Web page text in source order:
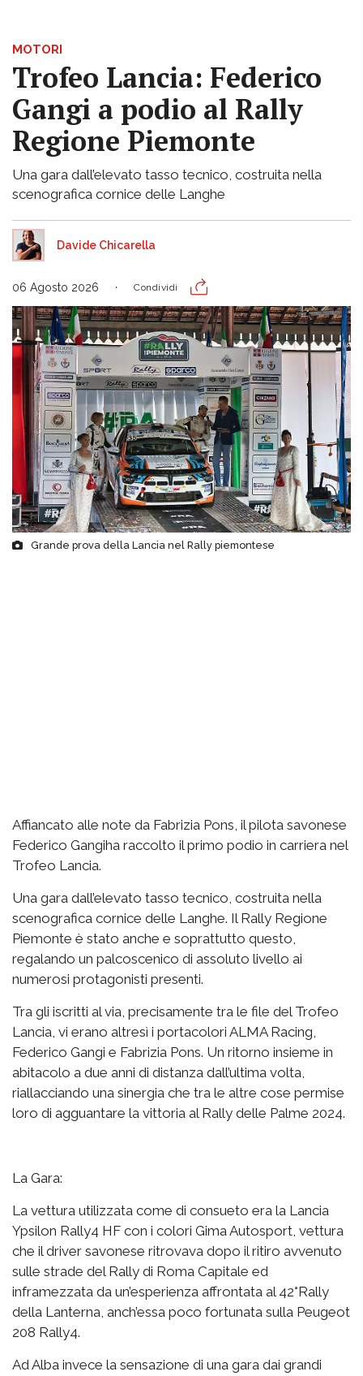
MOTORI
Trofeo Lancia: Federico
Gangi a podio al Rally
Regione Piemonte
Una gara dall’elevato tasso tecnico, costruita nella
scenografica cornice delle Langhe
Davide Chicarella
06 Agosto 2026 Condividi
Grande prova della Lancia nel Rally piemontese
Affiancato alle note da Fabrizia Pons, il pilota savonese
Federico Gangiha raccolto il primo podio in carriera nel
Trofeo Lancia.
Una gara dall’elevato tasso tecnico, costruita nella
scenografica cornice delle Langhe. Il Rally Regione
Piemonte è stato anche e soprattutto questo,
regalando un palcoscenico di assoluto livello ai
numerosi protagonisti presenti.
Tra gli iscritti al via, precisamente tra le file del Trofeo
Lancia, vi erano altresì i portacolori ALMA Racing,
Federico Gangi e Fabrizia Pons. Un ritorno insieme in
abitacolo a due anni di distanza dall’ultima volta,
riallacciando una sinergia che tra le altre cose permise
loro di agguantare la vittoria al Rally delle Palme 2024.
La Gara:
La vettura utilizzata come di consueto era la Lancia
Ypsilon Rally4 HF con i colori Gima Autosport, vettura
che il driver savonese ritrovava dopo il ritiro avvenuto
sulle strade del Rally di Roma Capitale ed
inframezzata da un’esperienza affrontata al 42°Rally
della Lanterna, anch’essa poco fortunata sulla Peugeot
208 Rally4.
Ad Alba invece la sensazione di una gara dai grandi